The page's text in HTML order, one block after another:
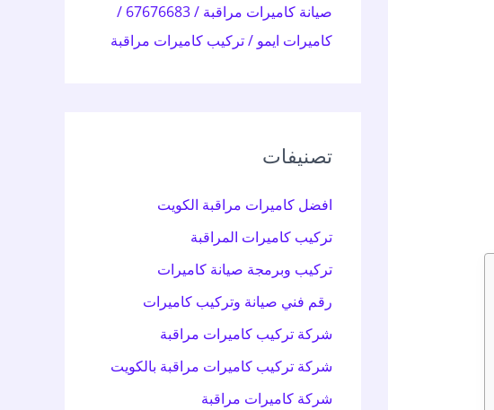
صيانة كاميرات مراقبة / 67676683 /
كاميرات ايمو / تركيب كاميرات مراقبة
تصنيفات
افضل كاميرات مراقبة الكويت
تركيب كاميرات المراقبة
تركيب وبرمجة صيانة كاميرات
رقم فني صيانة وتركيب كاميرات
شركة تركيب كاميرات مراقبة
شركة تركيب كاميرات مراقبة بالكويت
شركة كاميرات مراقبة